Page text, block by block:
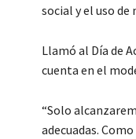
social y el uso de
Llamó al Día de
cuenta en el
“Solo
adecuadas.